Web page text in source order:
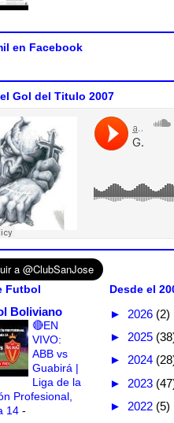
en Facebook
Gol del Titulo 2007
Futbol
Boliviano
🔴EN
VIVO:
ABB vs
Guabirá |
Liga de la
Profesional,
14 -
Desde el
► 2026 (2)
► 2025
► 2024
► 2023
► 2022 (5)